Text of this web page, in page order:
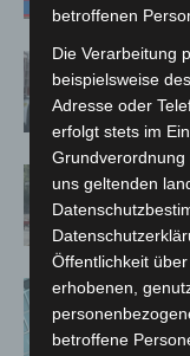
auf
betroffenen
Die Verarbeitung
beispielsweise
Adresse oder
erfolgt stets im
uns geltenden
Öffentlichkeit
erhobenen,
betroffene